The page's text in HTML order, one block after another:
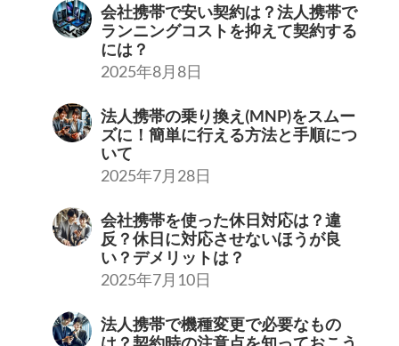
会社携帯で安い契約は？法人携帯で
ランニングコストを抑えて契約する
には？
2025年8月8日
法人携帯の乗り換え(MNP)をスムー
ズに！簡単に行える方法と手順につ
いて
2025年7月28日
会社携帯を使った休日対応は？違
反？休日に対応させないほうが良
い？デメリットは？
2025年7月10日
法人携帯で機種変更で必要なもの